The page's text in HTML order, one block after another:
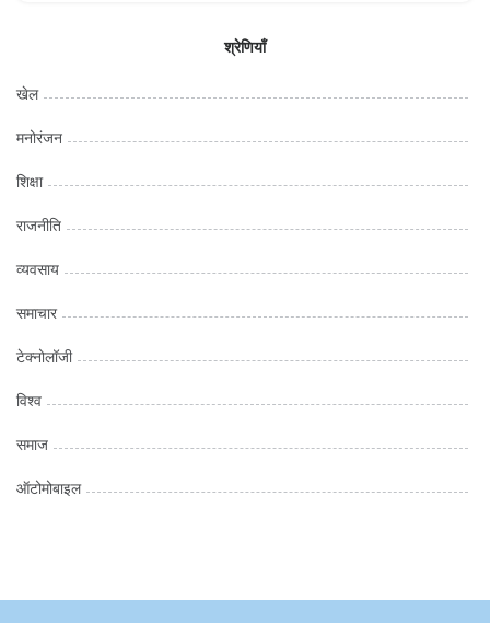
श्रेणियाँ
खेल
मनोरंजन
शिक्षा
राजनीति
व्यवसाय
समाचार
टेक्नोलॉजी
विश्व
समाज
ऑटोमोबाइल